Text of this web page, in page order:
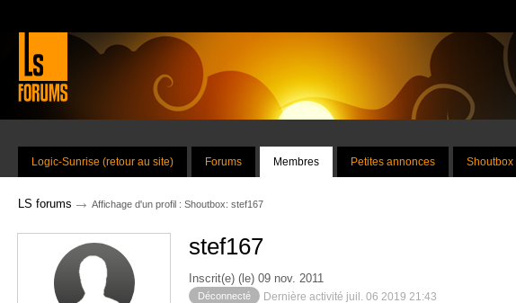
Logic-Sunrise (retour au site) Forums Membres Petites annonces Shoutbox
LS forums → Affichage d'un profil : Shoutbox: stef167
stef167
Inscrit(e) (le) 09 nov. 2011
Déconnecté Dernière activité juil. 06 2019 21:43